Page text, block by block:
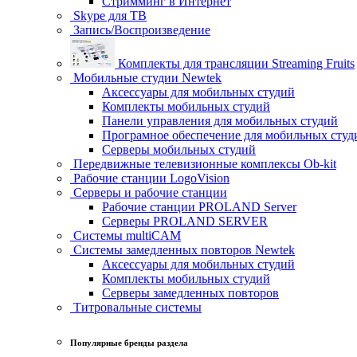
Skype для ТВ
Запись/Воспроизведение
Комплекты для трансляции Streaming Fruits
Мобильные студии Newtek
Аксессуары для мобильных студий
Комплекты мобильных студий
Панели управления для мобильных студий
Програмное обеспечение для мобильных
Серверы мобильных студий
Передвижные телевизионные комплексы Ob-kit
Рабочие станции LogoVision
Серверы и рабочие станции
Рабочие станции PROLAND Server
Серверы PROLAND SERVER
Системы multiCAM
Системы замедленных повторов Newtek
Аксессуары для мобильных студий
Комплекты мобильных студий
Серверы замедленных повторов
Титровальные системы
Популярные бренды раздела